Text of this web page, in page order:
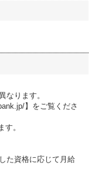
ります。
】をご覧くださ
。
た資格に応じて月給